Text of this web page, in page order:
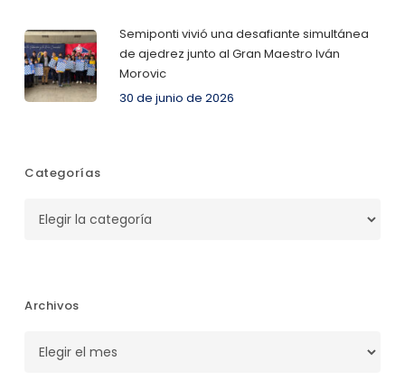
Semiponti vivió una desafiante simultánea
de ajedrez junto al Gran Maestro Iván
Morovic
30 de junio de 2026
Categorías
Archivos